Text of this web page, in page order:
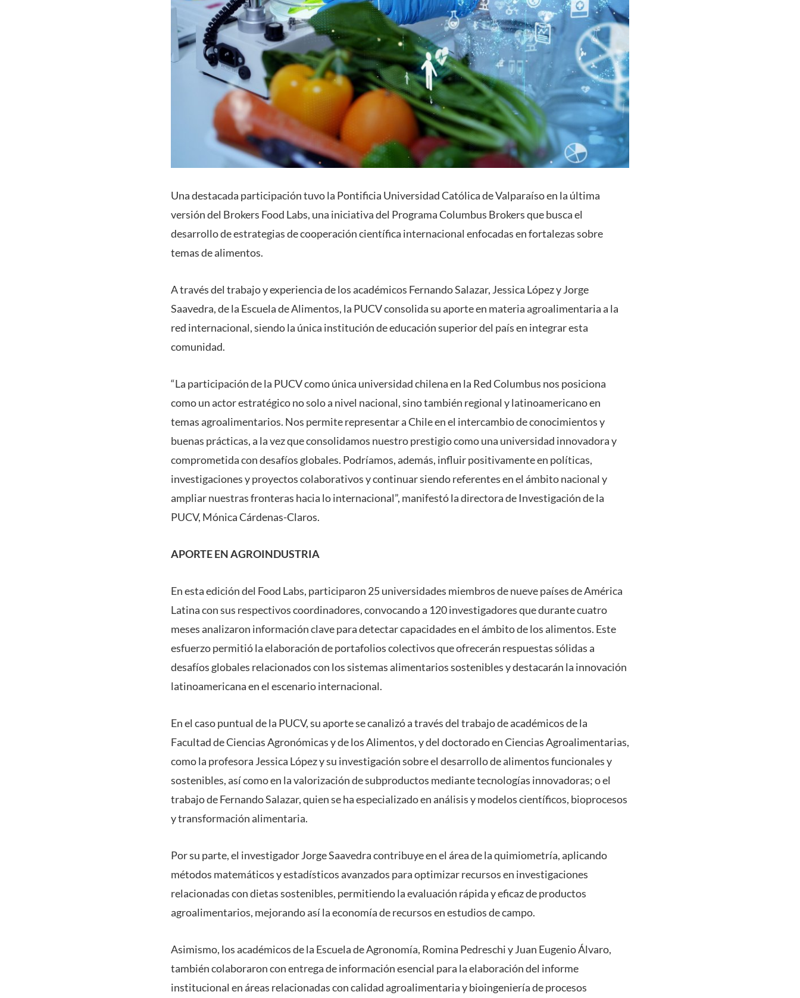
Una destacada participación tuvo la Pontificia Universidad Católica de Valparaíso en la última
versión del Brokers Food Labs, una iniciativa del Programa Columbus Brokers que busca el
desarrollo de estrategias de cooperación científica internacional enfocadas en fortalezas sobre
temas de alimentos.
A través del trabajo y experiencia de los académicos Fernando Salazar, Jessica López y Jorge
Saavedra, de la Escuela de Alimentos, la PUCV consolida su aporte en materia agroalimentaria a la
red internacional, siendo la única institución de educación superior del país en integrar esta
comunidad.
“La participación de la PUCV como única universidad chilena en la Red Columbus nos posiciona
como un actor estratégico no solo a nivel nacional, sino también regional y latinoamericano en
temas agroalimentarios. Nos permite representar a Chile en el intercambio de conocimientos y
buenas prácticas, a la vez que consolidamos nuestro prestigio como una universidad innovadora y
comprometida con desafíos globales. Podríamos, además, influir positivamente en políticas,
investigaciones y proyectos colaborativos y continuar siendo referentes en el ámbito nacional y
ampliar nuestras fronteras hacia lo internacional”, manifestó la directora de Investigación de la
PUCV, Mónica Cárdenas-Claros.
APORTE EN AGROINDUSTRIA
En esta edición del Food Labs, participaron 25 universidades miembros de nueve países de América
Latina con sus respectivos coordinadores, convocando a 120 investigadores que durante cuatro
meses analizaron información clave para detectar capacidades en el ámbito de los alimentos. Este
esfuerzo permitió la elaboración de portafolios colectivos que ofrecerán respuestas sólidas a
desafíos globales relacionados con los sistemas alimentarios sostenibles y destacarán la innovación
latinoamericana en el escenario internacional.
En el caso puntual de la PUCV, su aporte se canalizó a través del trabajo de académicos de la
Facultad de Ciencias Agronómicas y de los Alimentos, y del doctorado en Ciencias Agroalimentarias,
como la profesora Jessica López y su investigación sobre el desarrollo de alimentos funcionales y
sostenibles, así como en la valorización de subproductos mediante tecnologías innovadoras; o el
trabajo de Fernando Salazar, quien se ha especializado en análisis y modelos científicos, bioprocesos
y transformación alimentaria.
Por su parte, el investigador Jorge Saavedra contribuye en el área de la quimiometría, aplicando
métodos matemáticos y estadísticos avanzados para optimizar recursos en investigaciones
relacionadas con dietas sostenibles, permitiendo la evaluación rápida y eficaz de productos
agroalimentarios, mejorando así la economía de recursos en estudios de campo.
Asimismo, los académicos de la Escuela de Agronomía, Romina Pedreschi y Juan Eugenio Álvaro,
también colaboraron con entrega de información esencial para la elaboración del informe
institucional en áreas relacionadas con calidad agroalimentaria y bioingeniería de procesos